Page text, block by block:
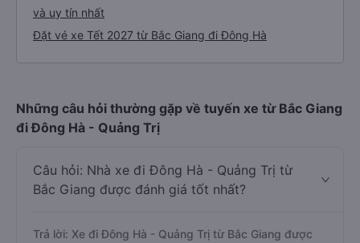
và uy tín nhất
Đặt vé xe Tết 2027 từ Bắc Giang đi Đông Hà
Những câu hỏi thường gặp về tuyến xe từ Bắc Giang
đi Đông Hà - Quảng Trị
Câu hỏi: Nhà xe đi Đông Hà - Quảng Trị từ
Bắc Giang được đánh giá tốt nhất?
Trả lời: Xe đi Đông Hà - Quảng Trị từ Bắc Giang được